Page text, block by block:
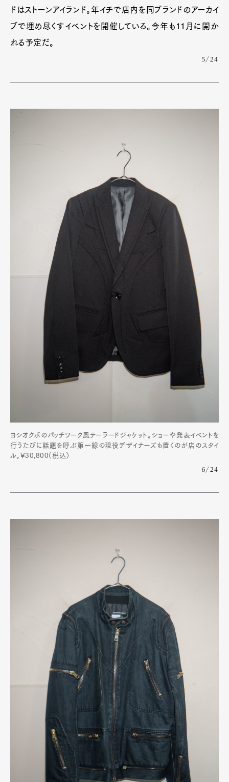
Art&Design Watch
Fashion
Gourmet
Cars
ProductCultureLifestyle
ドはストーンアイランド。年イチで店内を同ブランドのアーカイ
ブで埋め尽くすイベントを開催している。今年も11月に開か
れる予定だ。
5/24
ヨシオクボのパッチワーク風テーラードジャケット。ショーや発表イベントを
行うたびに話題を呼ぶ第一線の現役デザイナーズも置くのが店のスタイ
ル。¥30,800（税込）
6/24